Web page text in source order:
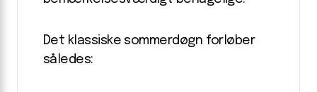
Det klassiske sommerdøgn forløber
således: